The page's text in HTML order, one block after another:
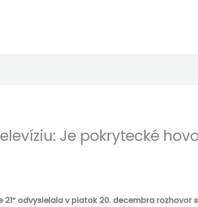
Je pokrytecké
odvysielala v piatok 20. decembra rozhovor